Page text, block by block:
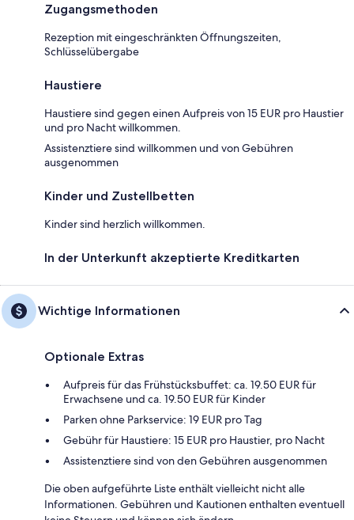
Zugangsmethoden
Rezeption mit eingeschränkten Öffnungszeiten,
Schlüsselübergabe
Haustiere
Haustiere sind gegen einen Aufpreis von 15 EUR pro Haustier
und pro Nacht willkommen.
Assistenztiere sind willkommen und von Gebühren
ausgenommen
Kinder und Zustellbetten
Kinder sind herzlich willkommen.
In der Unterkunft akzeptierte Kreditkarten
Wichtige Informationen
Optionale Extras
Aufpreis für das Frühstücksbuffet: ca. 19.50 EUR für
Erwachsene und ca. 19.50 EUR für Kinder
Parken ohne Parkservice: 19 EUR pro Tag
Gebühr für Haustiere: 15 EUR pro Haustier, pro Nacht
Assistenztiere sind von den Gebühren ausgenommen
Die oben aufgeführte Liste enthält vielleicht nicht alle
Informationen. Gebühren und Kautionen enthalten eventuell